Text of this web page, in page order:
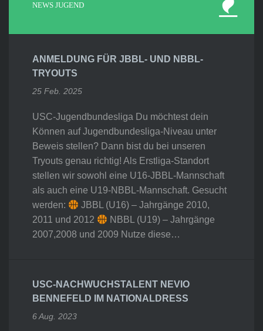
NEWS JUGEND
ANMELDUNG FÜR JBBL- UND NBBL-
TRYOUTS
25 Feb. 2025
USC-Jugendbundesliga Du möchtest dein
Können auf Jugendbundesliga-Niveau unter
Beweis stellen? Dann bist du bei unseren
Tryouts genau richtig! Als Erstliga-Standort
stellen wir sowohl eine U16-JBBL-Mannschaft
als auch eine U19-NBBL-Mannschaft. Gesucht
werden:
JBBL (U16) – Jahrgänge 2010,
2011 und 2012
NBBL (U19) – Jahrgänge
2007,2008 und 2009 Nutze diese…
USC-NACHWUCHSTALENT NEVIO
BENNEFELD IM NATIONALDRESS
6 Aug. 2023